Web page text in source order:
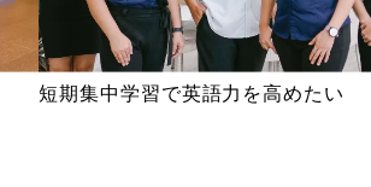
短期集中学習で英語力を高めたい